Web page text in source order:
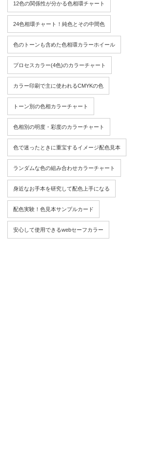
12色の関係性が分かる色相環チャート
24色相環チャート！純色とその中間色
色のトーンも含めた色相環カラーホイール
プロセスカラー(4色)のカラーチャート
カラー印刷で主に使われるCMYKの色
トーン別の色相カラーチャート
色相別の明度・彩度のカラーチャート
色で迷ったときに重宝するイメージ配色見本
ランダムな色の組み合わせカラーチャート
身近なお手本を研究して配色上手になる
配色実験！色見本サンプルカード
安心して使用できるwebセーフカラー